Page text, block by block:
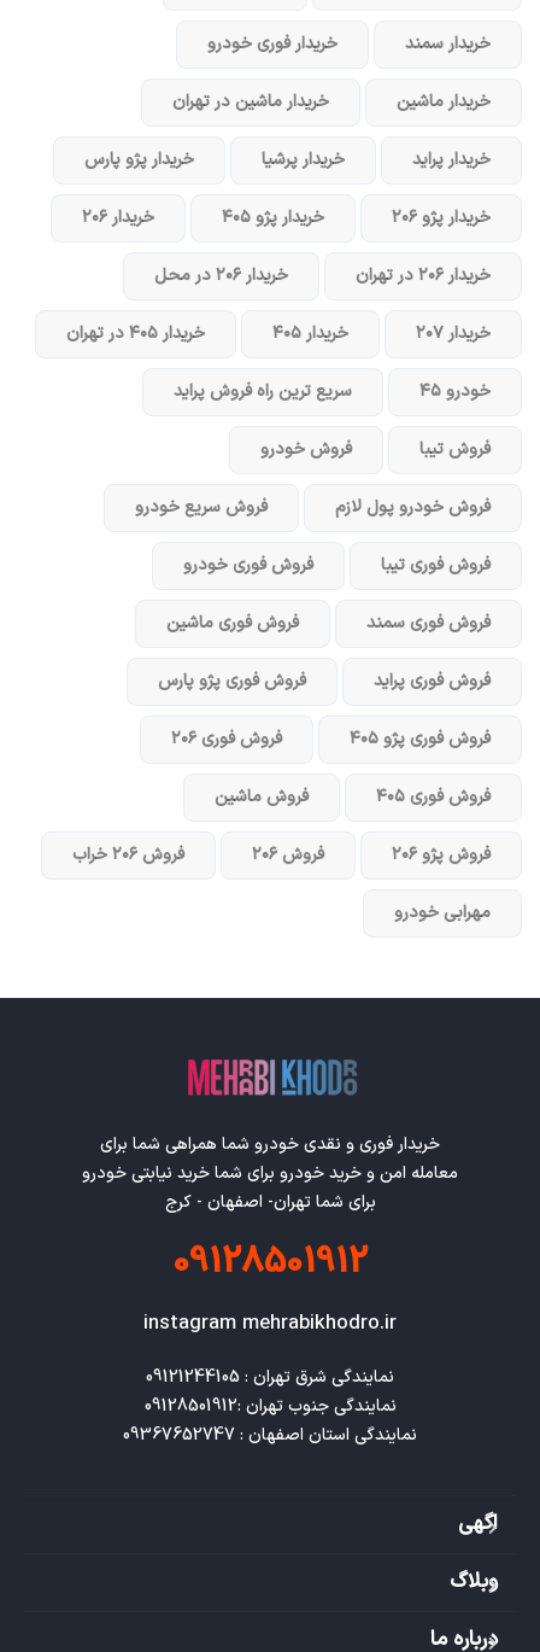
خریدار سمند خریدار فوری خودرو
خریدار ماشین خریدار ماشین در تهران
خریدار پراید خریدار پرشیا خریدار پژو پارس
خریدار پژو ۲۰۶ خریدار پژو ۴۰۵ خریدار ۲۰۶
خریدار ۲۰۶ در تهران خریدار ۲۰۶ در محل
خریدار ۲۰۷ خریدار ۴۰۵ خریدار ۴۰۵ در تهران
خودرو ۴۵ سریع ترین راه فروش پراید
فروش تیبا فروش خودرو
فروش خودرو پول لازم فروش سریع خودرو
فروش فوری تیبا فروش فوری خودرو
فروش فوری سمند فروش فوری ماشین
فروش فوری پراید فروش فوری پژو پارس
فروش فوری پژو ۴۰۵ فروش فوری ۲۰۶
فروش فوری ۴۰۵ فروش ماشین
فروش پژو ۲۰۶ فروش ۲۰۶ فروش ۲۰۶ خراب
مهرابی خودرو
خریدار فوری و نقدی خودرو شما همراهی شما برای
معامله امن و خرید خودرو برای شما خرید نیابتی خودرو
برای شما تهران- اصفهان - کرج
09128501912
instagram mehrabikhodro.ir
نمایندگی استان اصفهان : 09367652747
اگهی
وبلاگ
درباره ما